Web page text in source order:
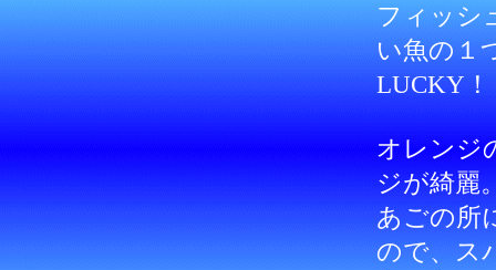
フィッシ
い魚の１
LUCKY！
オレンジ
ジが綺麗
あごの所
ので、ス